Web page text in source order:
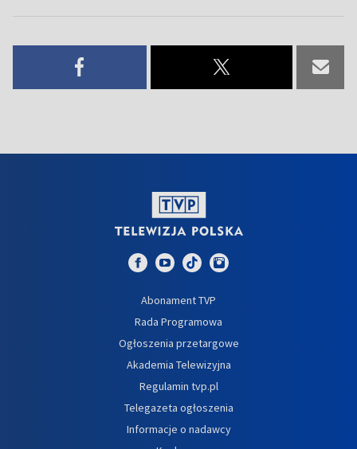
Abonament TVP
Rada Programowa
Ogłoszenia przetargowe
Akademia Telewizyjna
Regulamin tvp.pl
Telegazeta ogłoszenia
Informacje o nadawcy